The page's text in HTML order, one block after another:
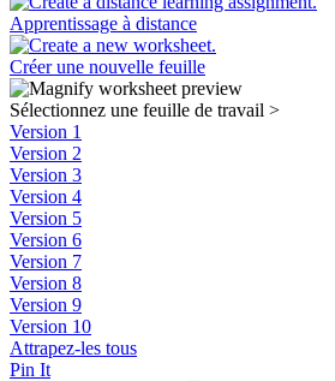
Apprentissage à distance
Créer une nouvelle feuille
Sélectionnez une feuille de travail >
Version 1
Version 2
Version 3
Version 4
Version 5
Version 6
Version 7
Version 8
Version 9
Version 10
Attrapez-les tous
Pin It